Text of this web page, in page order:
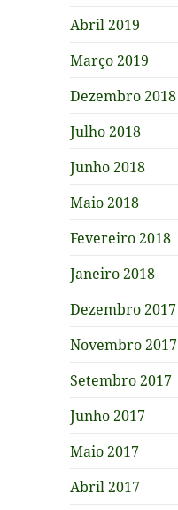
Abril 2019
Março 2019
Dezembro 2018
Julho 2018
Junho 2018
Maio 2018
Fevereiro 2018
Janeiro 2018
Dezembro 2017
Novembro 2017
Setembro 2017
Junho 2017
Maio 2017
Abril 2017